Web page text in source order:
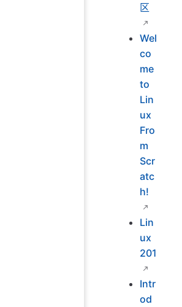
区
Wel
co
me
to
Lin
ux
Fro
m
Scr
atc
h!
Lin
ux
201
Intr
od